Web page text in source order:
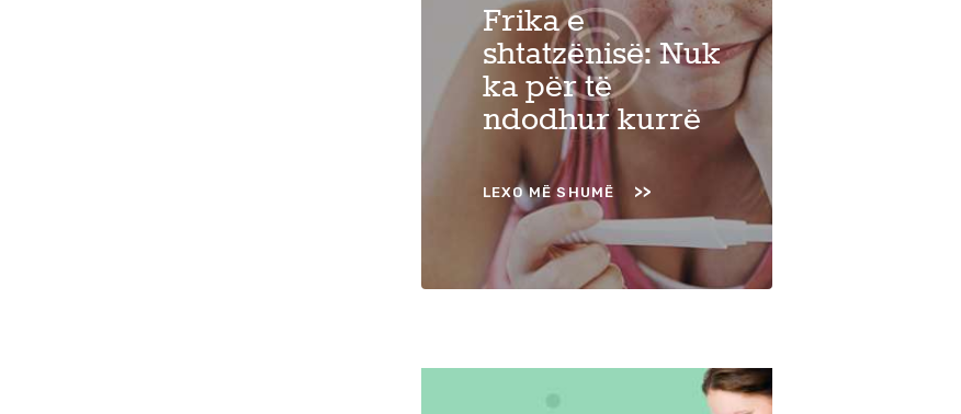
Frika e
shtatzënisë: Nuk
ka për të
ndodhur kurrë
LEXO MË SHUMË